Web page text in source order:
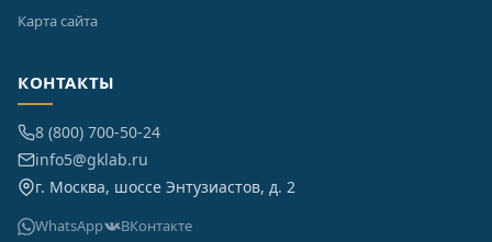
Карта сайта
КОНТАКТЫ
8 (800) 700-50-24
info5@gklab.ru
г. Москва, шоссе Энтузиастов, д. 2
WhatsApp ВКонтакте